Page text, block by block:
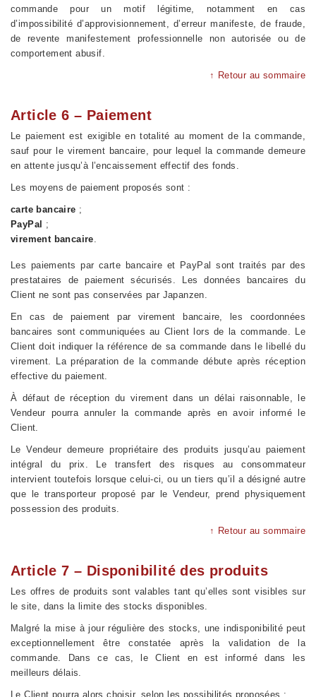
commande pour un motif légitime, notamment en cas
d’impossibilité d’approvisionnement, d’erreur manifeste, de fraude,
de revente manifestement professionnelle non autorisée ou de
comportement abusif.
↑ Retour au sommaire
Article 6 – Paiement
Le paiement est exigible en totalité au moment de la commande,
sauf pour le virement bancaire, pour lequel la commande demeure
en attente jusqu’à l’encaissement effectif des fonds.
Les moyens de paiement proposés sont :
carte bancaire ;
PayPal ;
virement bancaire.
Les paiements par carte bancaire et PayPal sont traités par des
prestataires de paiement sécurisés. Les données bancaires du
Client ne sont pas conservées par Japanzen.
En cas de paiement par virement bancaire, les coordonnées
bancaires sont communiquées au Client lors de la commande. Le
Client doit indiquer la référence de sa commande dans le libellé du
virement. La préparation de la commande débute après réception
effective du paiement.
À défaut de réception du virement dans un délai raisonnable, le
Vendeur pourra annuler la commande après en avoir informé le
Client.
Le Vendeur demeure propriétaire des produits jusqu’au paiement
intégral du prix. Le transfert des risques au consommateur
intervient toutefois lorsque celui-ci, ou un tiers qu’il a désigné autre
que le transporteur proposé par le Vendeur, prend physiquement
possession des produits.
↑ Retour au sommaire
Article 7 – Disponibilité des produits
Les offres de produits sont valables tant qu’elles sont visibles sur
le site, dans la limite des stocks disponibles.
Malgré la mise à jour régulière des stocks, une indisponibilité peut
exceptionnellement être constatée après la validation de la
commande. Dans ce cas, le Client en est informé dans les
meilleurs délais.
Le Client pourra alors choisir, selon les possibilités proposées :